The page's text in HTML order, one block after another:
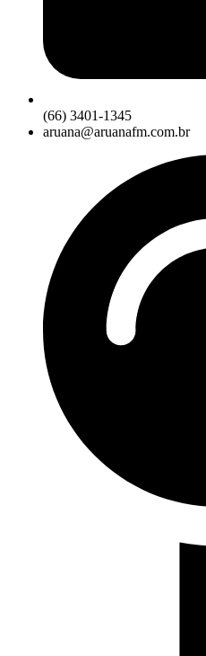
(66) 3401-1345
aruana@aruanafm.com.br